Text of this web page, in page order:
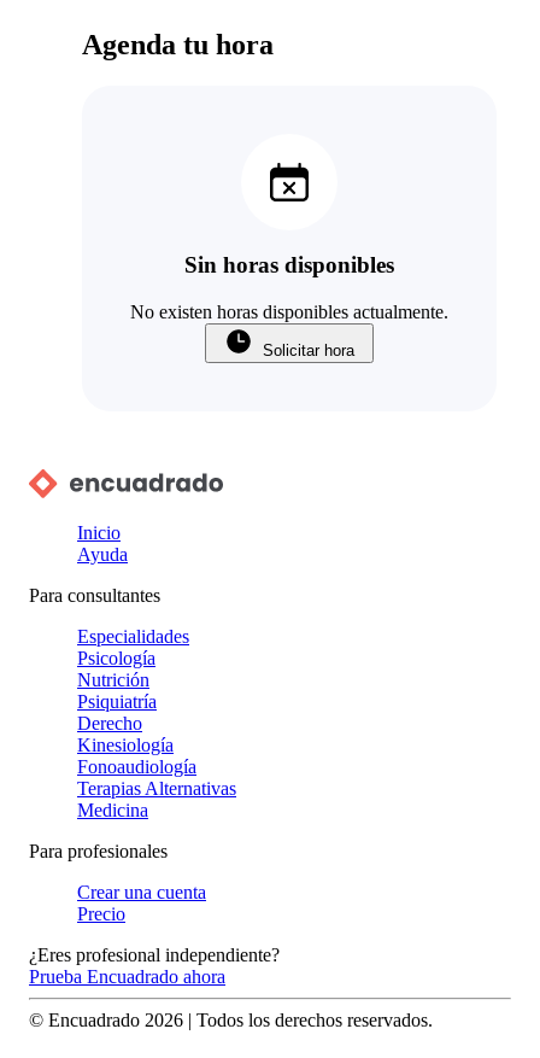
Agenda tu hora
Sin horas disponibles
No existen horas disponibles actualmente.
Solicitar hora
Inicio
Ayuda
Para consultantes
Especialidades
Psicología
Nutrición
Psiquiatría
Derecho
Kinesiología
Fonoaudiología
Terapias Alternativas
Medicina
Para profesionales
Crear una cuenta
Precio
¿Eres profesional independiente?
Prueba Encuadrado ahora
© Encuadrado 2026 | Todos los derechos reservados.